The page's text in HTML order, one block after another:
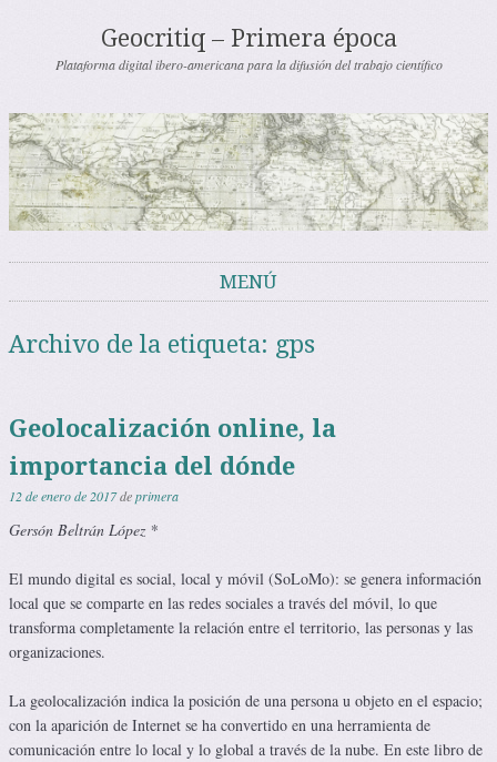
Geocritiq – Primera época
Plataforma digital ibero-americana para la difusión del trabajo científico
MENÚ
Archivo de la etiqueta: gps
Geolocalización online, la
importancia del dónde
12 de enero de 2017deprimera
Gersón Beltrán López *
El mundo digital es social, local y móvil (SoLoMo): se genera información
local que se comparte en las redes sociales a través del móvil, lo que
transforma completamente la relación entre el territorio, las personas y las
organizaciones.
La geolocalización indica la posición de una persona u objeto en el espacio;
con la aparición de Internet se ha convertido en una herramienta de
comunicación entre lo local y lo global a través de la nube. En este libro de